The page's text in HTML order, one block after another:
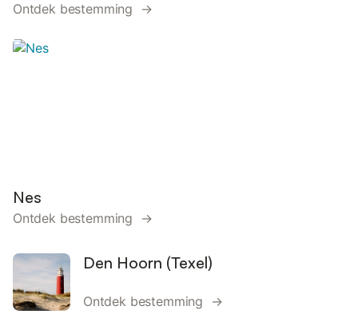
Ontdek bestemming →
Nes
Ontdek bestemming →
Den Hoorn (Texel)
Ontdek bestemming →